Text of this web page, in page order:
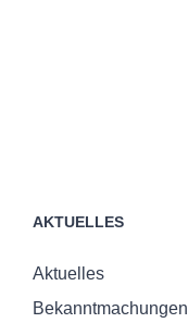
AKTUELLES
Aktuelles
Bekanntmachungen